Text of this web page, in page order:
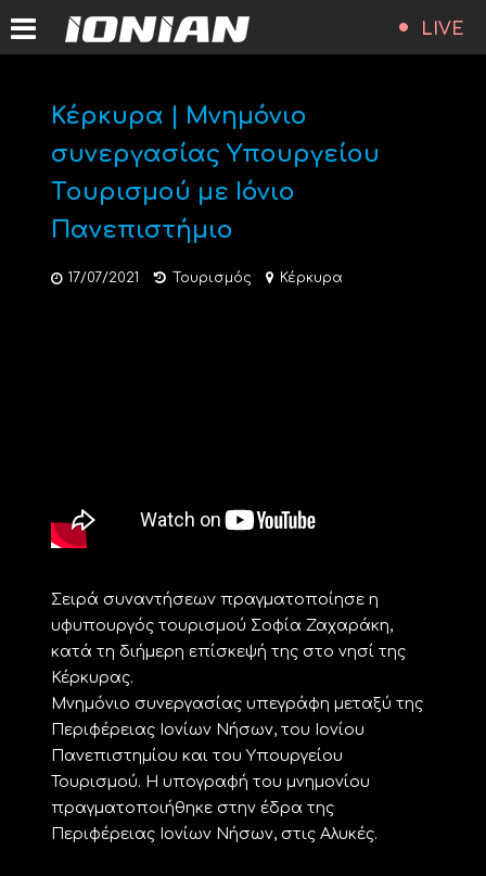
LIVE
Κέρκυρα | Μνημόνιο
συνεργασίας Yπουργείου
Tουρισμού με Ιόνιο
Πανεπιστήμιο
17/07/2021 Τουρισμός Κέρκυρα
Σειρά συναντήσεων πραγματοποίησε η
υφυπουργός τουρισμού Σοφία Ζαχαράκη,
κατά τη διήμερη επίσκεψή της στο νησί της
Κέρκυρας.
Μνημόνιο συνεργασίας υπεγράφη μεταξύ της
Περιφέρειας Ιονίων Νήσων, του Ιονίου
Πανεπιστημίου και του Υπουργείου
Τουρισμού. Η υπογραφή του μνημονίου
πραγματοποιήθηκε στην έδρα της
Περιφέρειας Ιονίων Νήσων, στις Αλυκές.